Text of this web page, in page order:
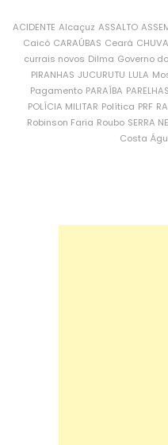
ACIDENTE Alcaçuz ASSALTO
Caicó CARAÚBAS Ceará CHUVA
currais novos Dilma Governo
PIRANHAS JUCURUTU LULA
Pagamento PARAÍBA PARELHAS
POLÍCIA MILITAR Política PRF
Robinson Faria Roubo SERRA
Costa